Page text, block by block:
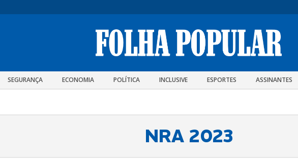
SEGURANÇA ECONOMIA POLÍTICA INCLUSIVE ESPORTES ASSINANTES
NRA 2023